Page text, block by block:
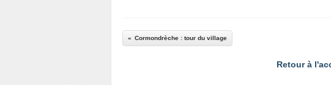
Cormondrèche : tour du village
Retour à